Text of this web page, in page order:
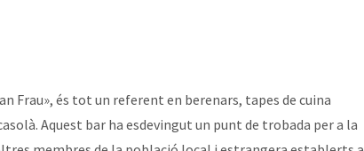
Frau», és tot un referent en berenars, tapes de cuina
Aquest bar ha esdevingut un punt de trobada per a la